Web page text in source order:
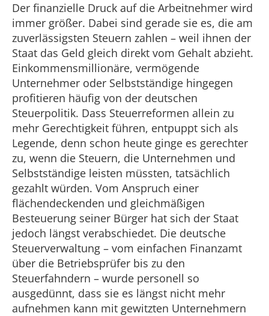
Der finanzielle Druck auf die Arbeitnehmer wird
immer größer. Dabei sind gerade sie es, die am
zuverlässigsten Steuern zahlen – weil ihnen der
Staat das Geld gleich direkt vom Gehalt abzieht.
Einkommensmillionäre, vermögende
Unternehmer oder Selbstständige hingegen
profitieren häufig von der deutschen
Steuerpolitik. Dass Steuerreformen allein zu
mehr Gerechtigkeit führen, entpuppt sich als
Legende, denn schon heute ginge es gerechter
zu, wenn die Steuern, die Unternehmen und
Selbstständige leisten müssten, tatsächlich
gezahlt würden. Vom Anspruch einer
flächendeckenden und gleichmäßigen
Besteuerung seiner Bürger hat sich der Staat
jedoch längst verabschiedet. Die deutsche
Steuerverwaltung – vom einfachen Finanzamt
über die Betriebsprüfer bis zu den
Steuerfahndern – wurde personell so
ausgedünnt, dass sie es längst nicht mehr
aufnehmen kann mit gewitzten Unternehmern